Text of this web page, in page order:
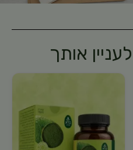
אותך